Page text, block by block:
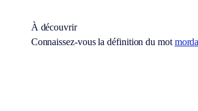
À découvrir
Connaissez-vous la définition du mot